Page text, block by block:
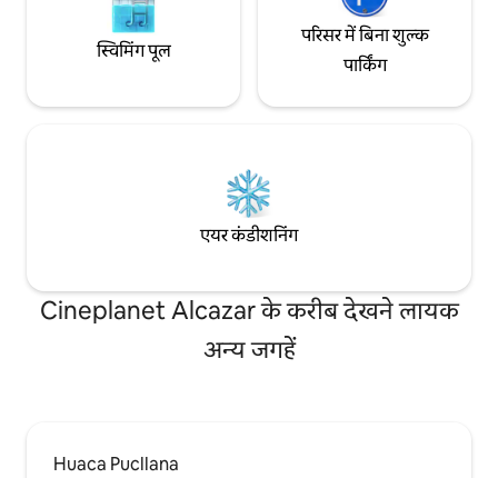
स्विमिंग पूल
परिसर में बिना शुल्क
पार्किंग
एयर कंडीशनिंग
Cineplanet Alcazar के करीब देखने लायक
अन्य जगहें
Huaca Pucllana